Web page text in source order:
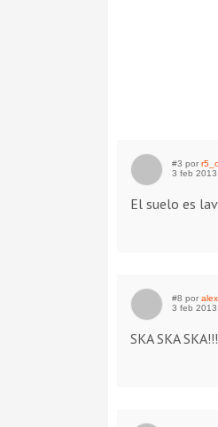
#3 por
3 feb
El suelo es
#8 por
3 feb
SKA SKA SKA!!!